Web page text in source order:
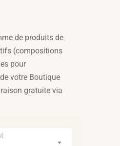
de produits de
(compositions
pour
votre Boutique
gratuite via